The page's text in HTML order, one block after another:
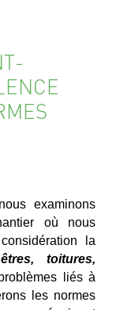
examinons
où nous
la
toitures,
liés à
les normes